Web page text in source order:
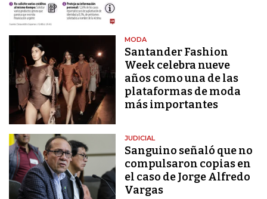
MODA
Santander Fashion
Week celebra nueve
años como una de las
plataformas de moda
más importantes
JUDICIAL
Sanguino señaló que no
compulsaron copias en
el caso de Jorge Alfredo
Vargas